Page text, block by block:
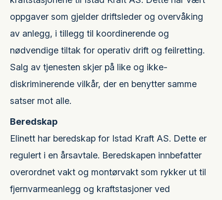
oppgaver som gjelder driftsleder og overvåking
av anlegg, i tillegg til koordinerende og
nødvendige tiltak for operativ drift og feilretting.
Salg av tjenesten skjer på like og ikke-
diskriminerende vilkår, der en benytter samme
satser mot alle.
Beredskap
Elinett har beredskap for Istad Kraft AS. Dette er
regulert i en årsavtale. Beredskapen innbefatter
overordnet vakt og montørvakt som rykker ut til
fjernvarmeanlegg og kraftstasjoner ved